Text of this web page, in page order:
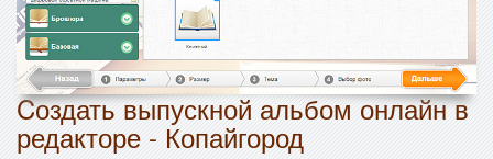
Cоздать выпускной альбом онлайн в
редакторе - Копайгород